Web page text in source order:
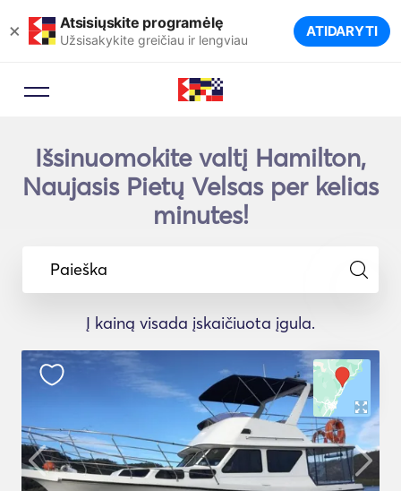
× Atsisiųskite programėlę
Užsisakykite greičiau ir lengviau ATIDARYTI
Išsinuomokite valtį Hamilton,
Naujasis Pietų Velsas per kelias
minutes!
Paieška
Į kainą visada įskaičiuota įgula.